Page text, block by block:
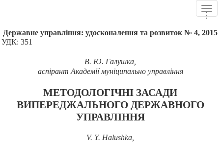
...
Державне управління: удосконалення та розвиток № 4, 2015
УДК: 351
В. Ю. Галушка
аспірант Академії муніципально управління
МЕТОДОЛОГІЧНІ ЗАСАДИ
ВИПЕРЕДЖАЛЬНОГО ДЕРЖАВНОГО
УПРАВЛІННЯ
V. Y. Halushka,